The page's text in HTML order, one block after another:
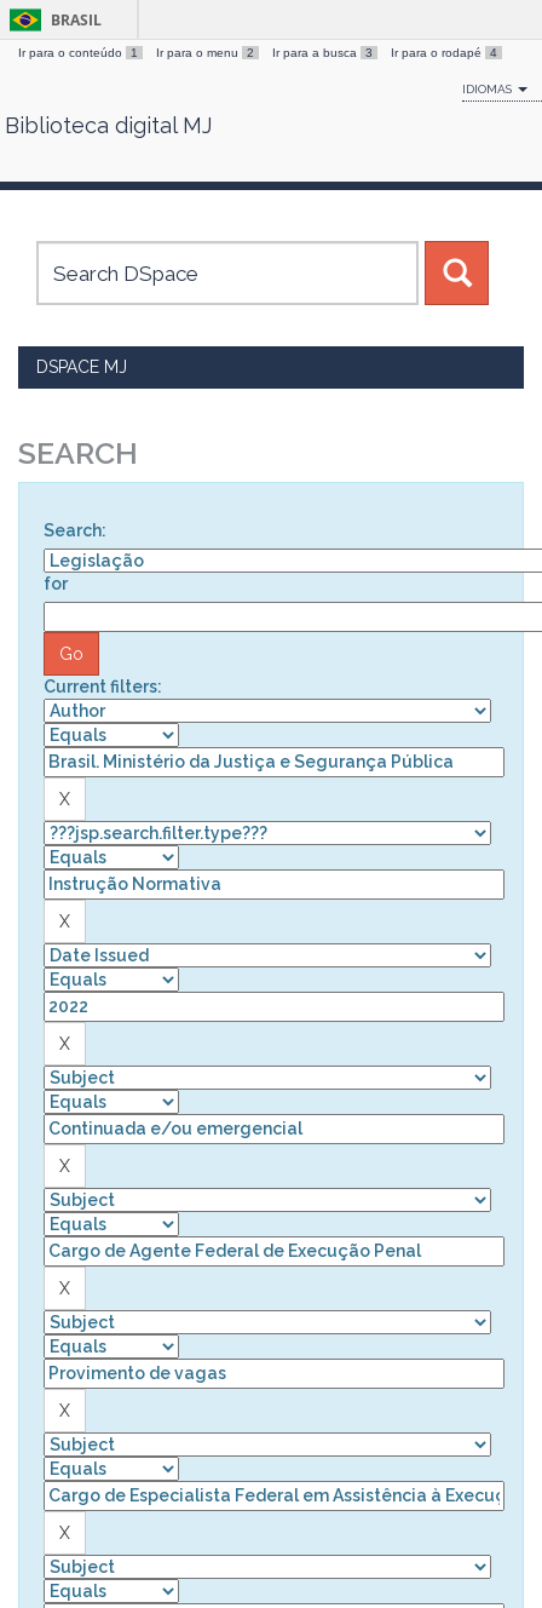
Skip
BRASIL
Ir para o conteúdo 1 Ir para o menu 2 Ir para a busca 3 Ir para o rodapé 4
IDIOMAS
Biblioteca digital MJ
DSPACE MJ
SEARCH
Search:
for
Current filters: